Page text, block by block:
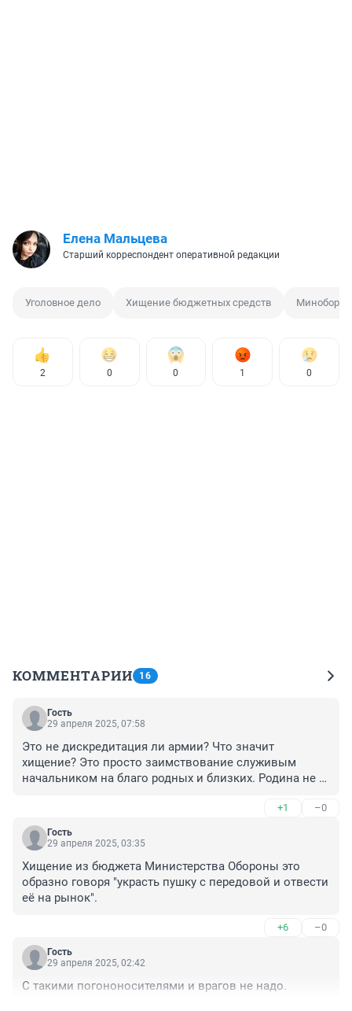
Елена Мальцева
Старший корреспондент оперативной редакции
Уголовное дело Хищение бюджетных средств
2 0 0 1 0
КОММЕНТАРИИ 16
Гость
29 апреля 2025, 07:58
Это не дискредитация ли армии? Что значит
хищение? Это просто заимствование служивым
начальником на благо родных и близких. Родина не
+1 –0
Гость
29 апреля 2025, 03:35
Хищение из бюджета Министерства Обороны это
образно говоря "украсть пушку с передовой и отвести
её на рынок".
+6 –0
Гость
29 апреля 2025, 02:42
С такими погононосителями и врагов не надо.